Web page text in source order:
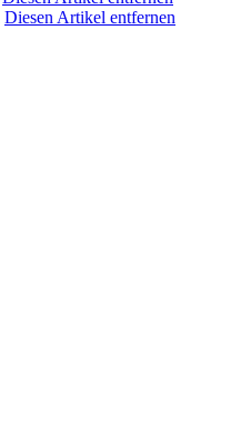
Diesen Artikel entfernen